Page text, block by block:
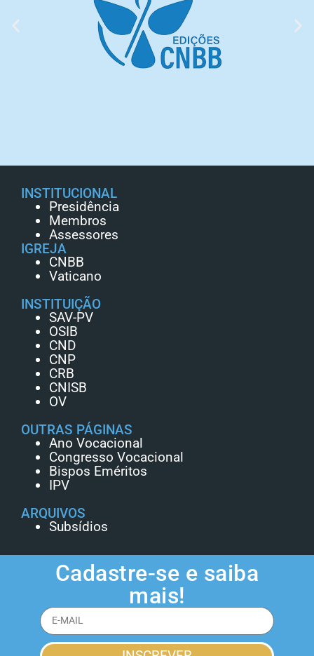
INSTITUCIONAL
Presidência
Membros
Assessores
IGREJA
CNBB
Vaticano
INSTITUIÇÃO
SAV-PV
OSIB
CND
CNP
CRB
CNISB
OV
OUTRAS PÁGINAS
Ano Vocacional
Congresso Vocacional
Bispos Eméritos
IPV
ARQUIVOS
Subsídios
Cadastre-se e saiba
mais!